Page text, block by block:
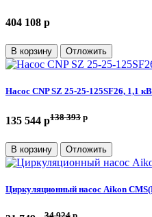
404 108 p
В корзину Отложить
Насос CNP SZ 25-25-125SF26, 1,1
135 544 p138 393 p
В корзину Отложить
Циркуляционный насос Aikon